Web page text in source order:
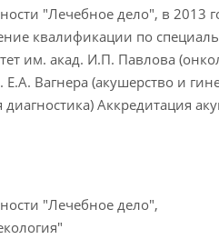
"Лечебное дело", в 2013
квалификации по
им. акад. И.П. Павлова
Вагнера (акушерство и
Аккредитация
"Лечебное дело",